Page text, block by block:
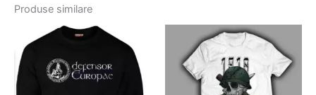
Produse similare